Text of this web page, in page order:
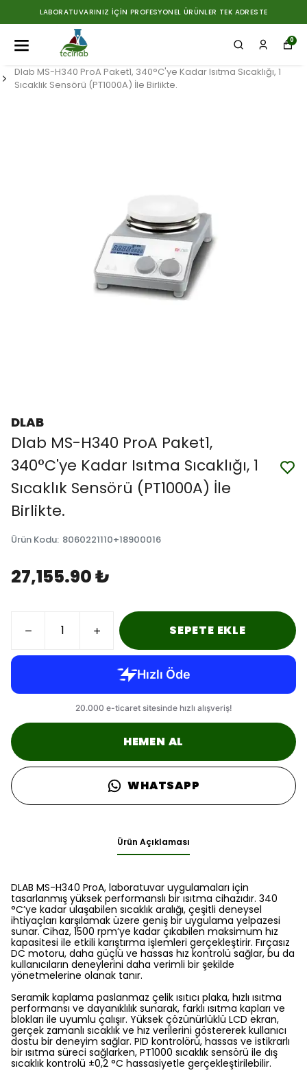
LABORATUVARINIZ İÇIN PROFESYONEL ÜRÜNLER TEK ADRESTE
0
Dlab MS-H340 ProA Paket1, 340°C'ye Kadar Isıtma Sıcaklığı, 1
Sıcaklık Sensörü (PT1000A) İle Birlikte.
DLAB
Dlab MS-H340 ProA Paket1,
340°C'ye Kadar Isıtma Sıcaklığı, 1
Sıcaklık Sensörü (PT1000A) İle
Birlikte.
Ürün Kodu: 8060221110+18900016
27,155.90 ₺
SEPETE EKLE
HEMEN AL
WHATSAPP
Ürün Açıklaması
DLAB MS-H340 ProA, laboratuvar uygulamaları için
tasarlanmış yüksek performanslı bir ısıtma cihazıdır. 340
°C’ye kadar ulaşabilen sıcaklık aralığı, çeşitli deneysel
ihtiyaçları karşılamak üzere geniş bir uygulama yelpazesi
sunar. Cihaz, 1500 rpm’ye kadar çıkabilen maksimum hız
kapasitesi ile etkili karıştırma işlemleri gerçekleştirir. Fırçasız
DC motoru, daha güçlü ve hassas hız kontrolü sağlar, bu da
kullanıcıların deneylerini daha verimli bir şekilde
yönetmelerine olanak tanır.
Seramik kaplama paslanmaz çelik ısıtıcı plaka, hızlı ısıtma
performansı ve dayanıklılık sunarak, farklı ısıtma kapları ve
blokları ile uyumlu çalışır. Yüksek çözünürlüklü LCD ekran,
gerçek zamanlı sıcaklık ve hız verilerini göstererek kullanıcı
dostu bir deneyim sağlar. PID kontrolörü, hassas ve istikrarlı
bir ısıtma süreci sağlarken, PT1000 sıcaklık sensörü ile dış
sıcaklık kontrolü ±0,2 °C hassasiyetle gerçekleştirilebilir.